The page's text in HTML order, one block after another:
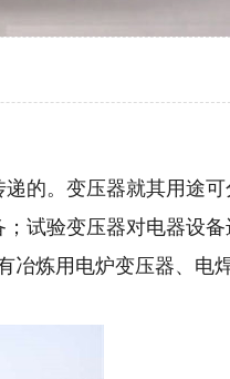
的。变压器就其用途
试验变压器对电器设
冶炼用电炉变压器、电